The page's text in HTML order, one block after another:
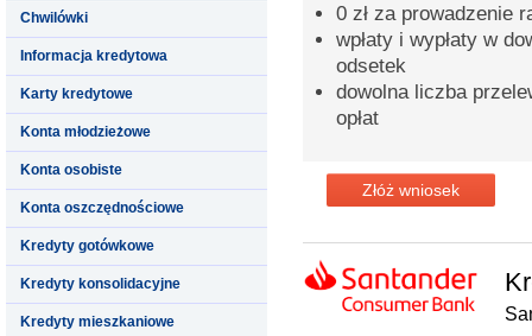
Chwilówki
Informacja kredytowa
Karty kredytowe
Konta młodzieżowe
Konta osobiste
Konta oszczędnościowe
Kredyty gotówkowe
Kredyty konsolidacyjne
Kredyty mieszkaniowe
0 zł za prowadzenie
wpłaty i wypłaty w
odsetek
dowolna liczba
opłat
Złóż wniosek